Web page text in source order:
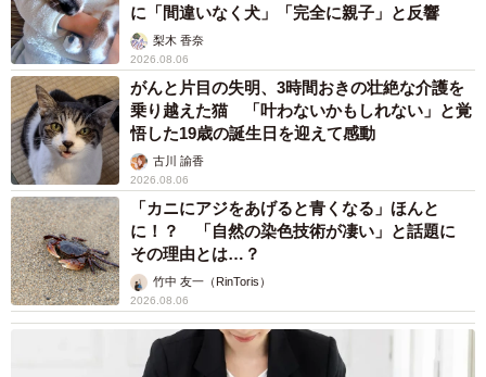
に「間違いなく犬」「完全に親子」と反響
梨木 香奈
2026.08.06
がんと片目の失明、3時間おきの壮絶な介護を
乗り越えた猫 「叶わないかもしれない」と覚
悟した19歳の誕生日を迎えて感動
古川 諭香
2026.08.06
「カニにアジをあげると青くなる」ほんと
に！？ 「自然の染色技術が凄い」と話題に
その理由とは…？
竹中 友一（RinToris）
2026.08.06